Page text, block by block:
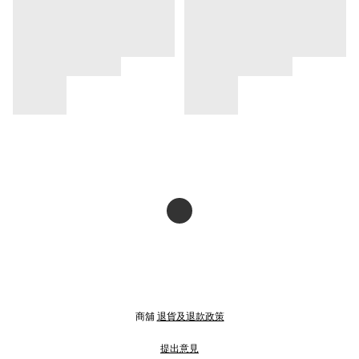
商舖 退貨及退款政策
提出意見